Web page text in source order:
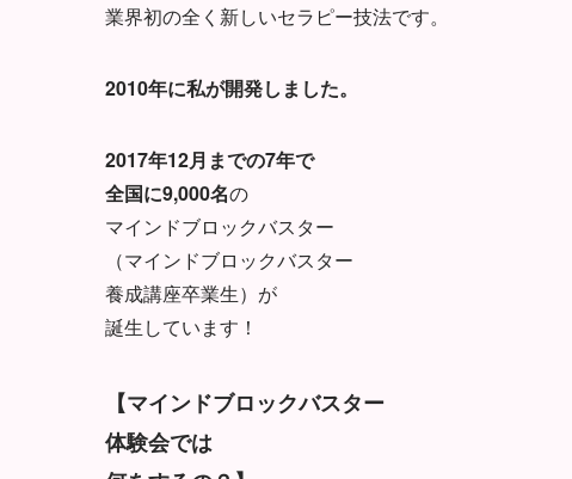
業界初の全く新しいセラピー技法です。
2010年に私が開発しました。
2017年12月までの7年で
全国に9,000名の
マインドブロックバスター
（マインドブロックバスター
養成講座卒業生）が
誕生しています！
【マインドブロックバスター
体験会では